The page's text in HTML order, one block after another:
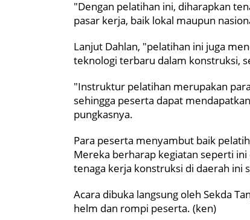
"Dengan pelatihan ini, diharapkan
pasar kerja, baik lokal maupun
Lanjut Dahlan, "pelatihan ini juga
teknologi terbaru dalam konstruksi,
"Instruktur pelatihan merupakan
sehingga peserta dapat
pungkasnya.
Para peserta menyambut baik
Mereka berharap kegiatan seperti
tenaga kerja konstruksi di daerah ini
Acara dibuka langsung oleh Sekda
helm dan rompi peserta. (ken)